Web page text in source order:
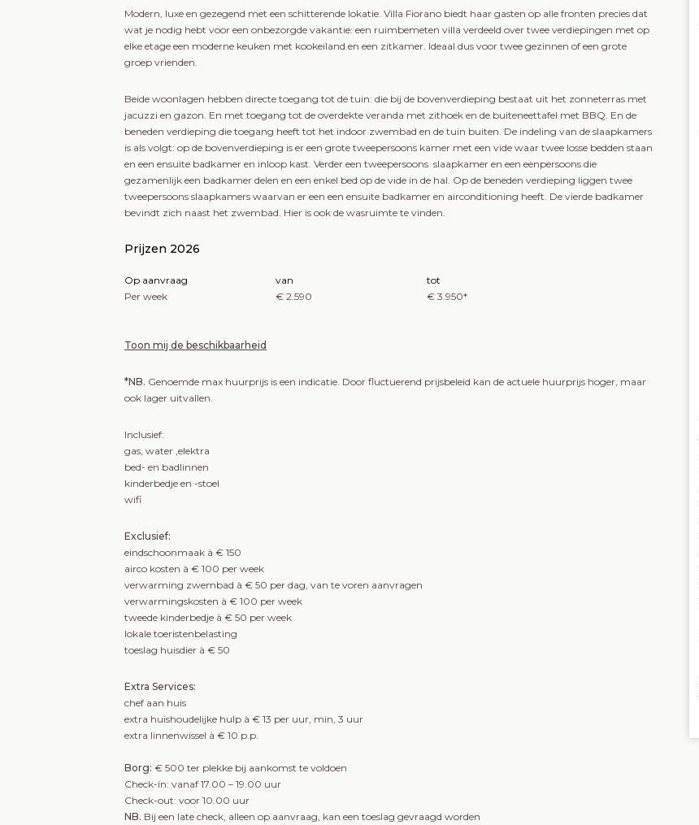
Modern, luxe en gezegend met een schitterende lokatie. Villa Fiorano biedt haar gasten op alle fronten precies dat
wat je nodig hebt voor een onbezorgde vakantie: een ruimbemeten villa verdeeld over twee verdiepingen met op
elke etage een moderne keuken met kookeiland en een zitkamer. Ideaal dus voor twee gezinnen of een grote
groep vrienden.
Beide woonlagen hebben directe toegang tot de tuin: die bij de bovenverdieping bestaat uit het zonneterras met
jacuzzi en gazon. En met toegang tot de overdekte veranda met zithoek en de buiteneettafel met BBQ. En de
beneden verdieping die toegang heeft tot het indoor zwembad en de tuin buiten. De indeling van de slaapkamers
is als volgt: op de bovenverdieping is er een grote tweepersoons kamer met een vide waar twee losse bedden staan
en een ensuite badkamer en inloop kast. Verder een tweepersoons slaapkamer en een eenpersoons die
gezamenlijk een badkamer delen en een enkel bed op de vide in de hal. Op de beneden verdieping liggen twee
tweepersoons slaapkamers waarvan er een een ensuite badkamer en airconditioning heeft. De vierde badkamer
bevindt zich naast het zwembad. Hier is ook de wasruimte te vinden.
Prijzen 2026
Op aanvraag van
tot
Per week
€ 2.590 € 3.950*
Toon mij de beschikbaarheid
*NB. Genoemde max huurprijs is een indicatie. Door fluctuerend prijsbeleid kan de actuele huurprijs hoger, maar
ook lager uitvallen.
Inclusief:
gas, water ,elektra
bed- en badlinnen
kinderbedje en -stoel
wifi
Exclusief:
eindschoonmaak à € 150
airco kosten à € 100 per week
verwarming zwembad à € 50 per dag, van te voren aanvragen
verwarmingskosten à € 100 per week
tweede kinderbedje à € 50 per week
lokale toeristenbelasting
toeslag huisdier à € 50
Extra Services:
chef aan huis
extra huishoudelijke hulp à € 13 per uur, min, 3 uur
extra linnenwissel à € 10 p.p.
Borg: € 500 ter plekke bij aankomst te voldoen
Check-in: vanaf 17.00 – 19.00 uur
Check-out: voor 10.00 uur
NB. Bij een late check, alleen op aanvraag, kan een toeslag gevraagd worden